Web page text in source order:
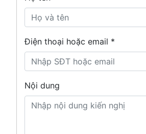
Điện thoại hoặc email *
Nội dung